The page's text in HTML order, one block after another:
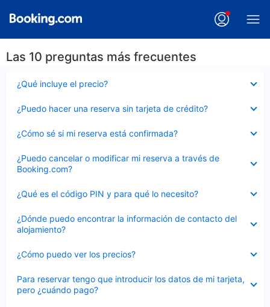
Las 10 preguntas más frecuentes
¿Qué incluye el precio?
cerrado
¿Puedo hacer una reserva sin tarjeta de crédito?
cerrado
¿Cómo sé si mi reserva está confirmada?
cerrado
¿Puedo cancelar o modificar mi reserva a través de
Booking.com?
cerrado
¿Qué es el código PIN y para qué lo necesito?
cerrado
¿Dónde puedo encontrar la información de contacto del
alojamiento?
cerrado
¿Cómo puedo ver los precios?
cerrado
Para reservar tengo que introducir los datos de mi tarjeta,
pero ¿cuándo pago?
cerrado